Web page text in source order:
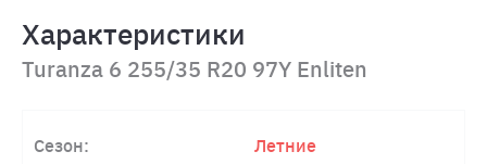
Характеристики
Turanza 6 255/35 R20 97Y Enliten
Сезон: Летние